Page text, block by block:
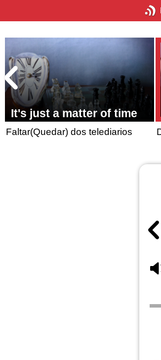
It's just a matter of time
Faltar(Quedar) dos telediarios